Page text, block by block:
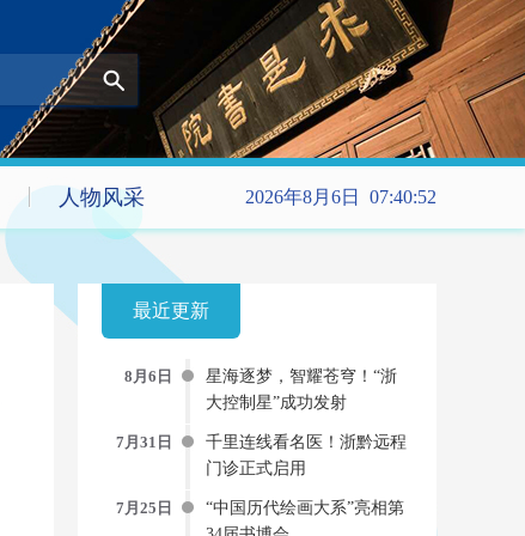
人物风采 2026年8月6日 07:40:52
最近更新
8月6日
星海逐梦，智耀苍穹！“浙
大控制星”成功发射
7月31日
千里连线看名医！浙黔远程
门诊正式启用
7月25日
“中国历代绘画大系”亮相第